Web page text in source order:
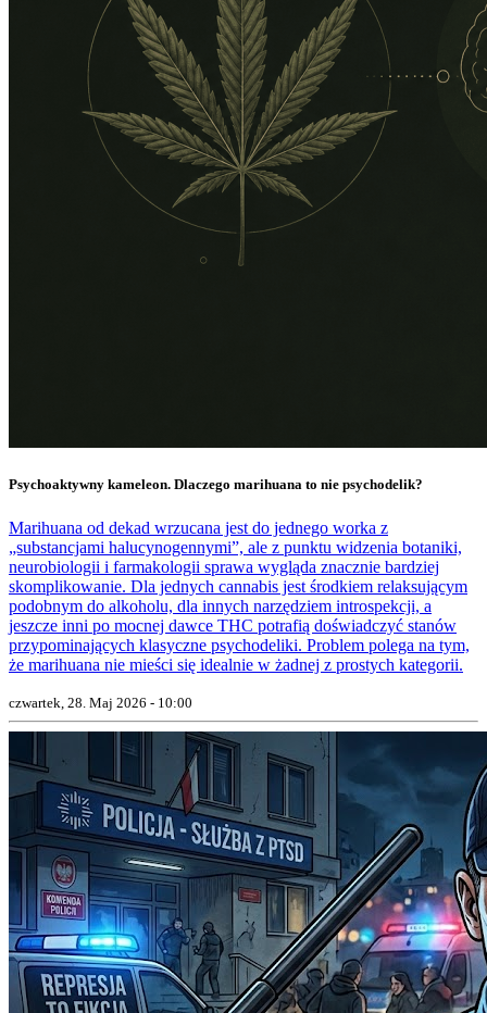
Psychoaktywny kameleon. Dlaczego marihuana to nie psychodelik?
Marihuana od dekad wrzucana jest do jednego worka z
„substancjami halucynogennymi”, ale z punktu widzenia botaniki,
neurobiologii i farmakologii sprawa wygląda znacznie bardziej
skomplikowanie. Dla jednych cannabis jest środkiem relaksującym
podobnym do alkoholu, dla innych narzędziem introspekcji, a
jeszcze inni po mocnej dawce THC potrafią doświadczyć stanów
przypominających klasyczne psychodeliki. Problem polega na tym,
że marihuana nie mieści się idealnie w żadnej z prostych kategorii.
czwartek, 28. Maj 2026 - 10:00